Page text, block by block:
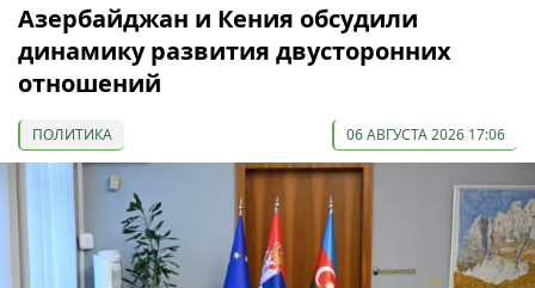
Азербайджан и Кения обсудили
динамику развития двусторонних
отношений
ПОЛИТИКА 06 АВГУСТА 2026 17:06